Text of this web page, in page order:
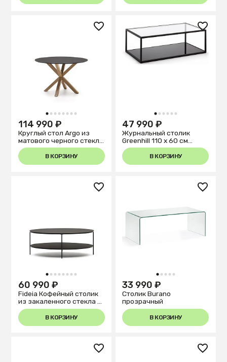
1 2 3 4 5 6 7 8
114 990 ₽
Круглый стол Argo из
матового черного стекла
и стальных ножек под
дерево, Ø 120
В КОРЗИНУ
1 2 3 4 5 6
47 990 ₽
Журнальный столик
Greenhill 110 x 60 см
черный
В КОРЗИНУ
1 2 3 4 5 6 7 8
60 990 ₽
Fideia Кофейный столик
из закаленного стекла и
металла с матовой
черной отделкой Ø 110 x
65 см
В КОРЗИНУ
1 2 3 4 5
33 990 ₽
Столик Burano
прозрачный
В КОРЗИНУ